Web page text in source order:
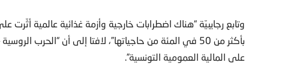
وتابع رجايبيّة “هناك اضطرابات خارجية وأزمة غذائية عالمية
بأكثر من 50 في المئة من حاجياتها”، لافتا إلى أن “الحرب
على المالية العمومية التونسية”.